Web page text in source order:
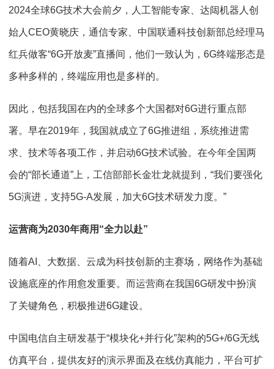
2024全球6G技术大会前夕，人工智能专家、达闼机器人创
始人CEO黄晓庆，通信专家、中国联通科技创新部总经理马
红兵做客“6G开放麦”直播间，他们一致认为，6G终端形态是
多种多样的，终端应用也是多样的。
因此，包括我国在内的全球多个大国都对6G进行重点部
署。早在2019年，我国就成立了6G推进组，系统推进需
求、技术等各项工作，并启动6G技术试验。在今年全国两
会的“部长通道”上，工信部部长金壮龙就提到，“我们要强化
5G演进，支持5G-A发展，加大6G技术研发力度。”
运营商为2030年商用“全力以赴”
随着AI、大数据、云成为科技创新的主赛场，网络作为基础
设施底座的作用愈发重要。而运营商在我国6G研发中扮演
了关键角色，积极推进6G建设。
中国电信自主研发基于“模块化+并行化”架构的5G+/6G无线
仿真平台，提供友好的演示界面及在线仿真能力，平台可扩